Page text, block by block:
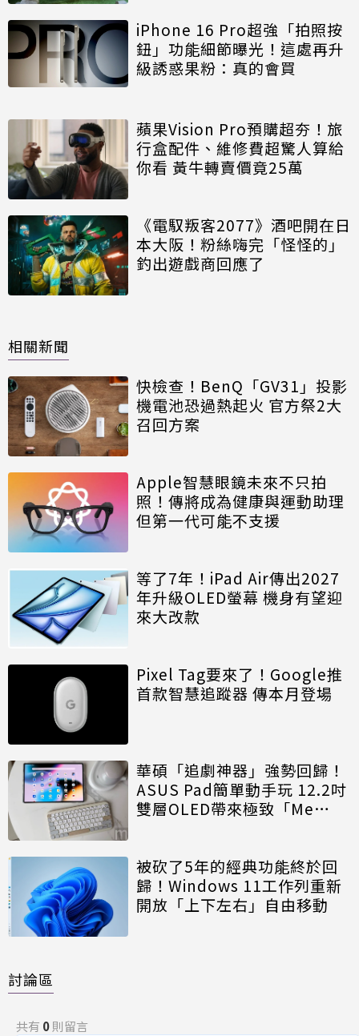
iPhone 16 Pro超強「拍照按
鈕」功能細節曝光！這處再升
級誘惑果粉：真的會買
蘋果Vision Pro預購超夯！旅
行盒配件、維修費超驚人算給
你看 黃牛轉賣價竟25萬
《電馭叛客2077》酒吧開在日
本大阪！粉絲嗨完「怪怪的」
釣出遊戲商回應了
相關新聞
快檢查！BenQ「GV31」投影
機電池恐過熱起火 官方祭2大
召回方案
Apple智慧眼鏡未來不只拍
照！傳將成為健康與運動助理
但第一代可能不支援
等了7年！iPad Air傳出2027
年升級OLED螢幕 機身有望迎
來大改款
Pixel Tag要來了！Google推
首款智慧追蹤器 傳本月登場
華碩「追劇神器」強勢回歸！
ASUS Pad簡單動手玩 12.2吋
雙層OLED帶來極致「Me
被砍了5年的經典功能終於回
歸！Windows 11工作列重新
開放「上下左右」自由移動
討論區
共有 0則留言